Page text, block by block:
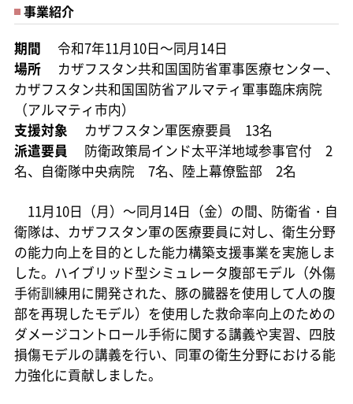
事業紹介
期間
令和7年11月10日～同月14日
場所
カザフスタン共和国国防省軍事医療センター、
カザフスタン共和国国防省アルマティ軍事臨床病院
（アルマティ市内）
支援対象
カザフスタン軍医療要員 13名
派遣要員
防衛政策局インド太平洋地域参事官付 2
名、自衛隊中央病院 7名、陸上幕僚監部 2名
11月10日（月）～同月14日（金）の間、防衛省・自
衛隊は、カザフスタン軍の医療要員に対し、衛生分野
の能力向上を目的とした能力構築支援事業を実施しま
した。ハイブリッド型シミュレータ腹部モデル（外傷
手術訓練用に開発された、豚の臓器を使用して人の腹
部を再現したモデル）を使用した救命率向上のための
ダメージコントロール手術に関する講義や実習、四肢
損傷モデルの講義を行い、同軍の衛生分野における能
力強化に貢献しました。